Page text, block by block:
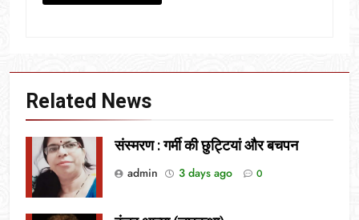
Related News
संस्मरण : गर्मी की छुट्टियां और बचपन
admin
3 days ago 0